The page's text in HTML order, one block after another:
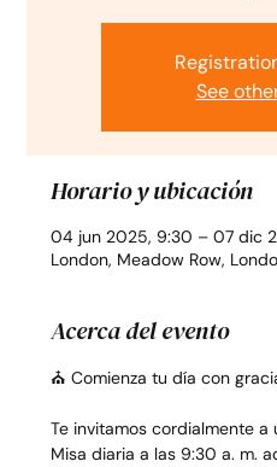
See
Horario y ubicación
04 jun 2025, 9:30 – 07 dic
London, Meadow Row,
Acerca del evento
⛪ Comienza tu día con
Te invitamos cordialmente a
Misa diaria a las 9:30 a. m.